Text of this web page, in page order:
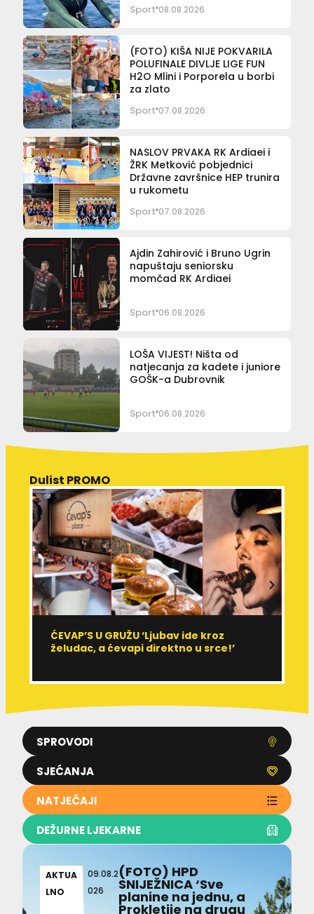
Sport 08.08.2026
(FOTO) KIŠA NIJE POKVARILA
POLUFINALE DIVLJE LIGE FUN
H2O Mlini i Porporela u borbi
za zlato
Sport 07.08.2026
NASLOV PRVAKA RK Ardiaei i
ŽRK Metković pobjednici
Državne završnice HEP trunira
u rukometu
Sport 07.08.2026
Ajdin Zahirović i Bruno Ugrin
napuštaju seniorsku
momčad RK Ardiaei
Sport 06.08.2026
LOŠA VIJEST! Ništa od
natjecanja za kadete i juniore
GOŠK-a Dubrovnik
Sport 06.08.2026
SPROVODI
SJEĆANJA
NATJEČAJI
DEŽURNE LJEKARNE
Dulist PROMO
ĆEVAP’S U GRUŽU ‘Ljubav ide kroz
želudac, a ćevapi direktno u srce!’
AKTUA
LNO
09.08.2
026
(FOTO) HPD
SNIJEŽNICA ‘Sve
planine na jednu, a
Prokletije na drugu